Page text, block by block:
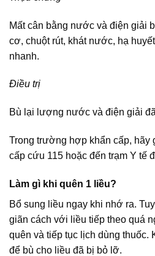
Mất cân bằng nước và điện giải
cơ, chuột rút, khát nước, hạ
nhanh.
Điều trị
Bù lại lượng nước và điện giải
Trong trường hợp khẩn cấp, hãy
cấp cứu 115 hoặc đến trạm Y tế
Làm gì khi quên 1 liều?
Bổ sung liều ngay khi nhớ ra.
giãn cách với liều tiếp theo quá
quên và tiếp tục lịch dùng thuốc.
để bù cho liều đã bị bỏ lỡ.